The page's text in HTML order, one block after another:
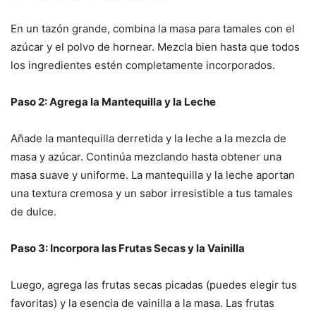
En un tazón grande, combina la masa para tamales con el
azúcar y el polvo de hornear. Mezcla bien hasta que todos
los ingredientes estén completamente incorporados.
Paso 2: Agrega la Mantequilla y la Leche
Añade la mantequilla derretida y la leche a la mezcla de
masa y azúcar. Continúa mezclando hasta obtener una
masa suave y uniforme. La mantequilla y la leche aportan
una textura cremosa y un sabor irresistible a tus tamales
de dulce.
Paso 3: Incorpora las Frutas Secas y la Vainilla
Luego, agrega las frutas secas picadas (puedes elegir tus
favoritas) y la esencia de vainilla a la masa. Las frutas